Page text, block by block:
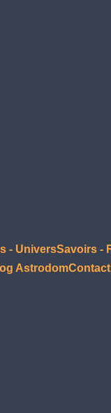
- UniversSavoirs -
AstrodomContact